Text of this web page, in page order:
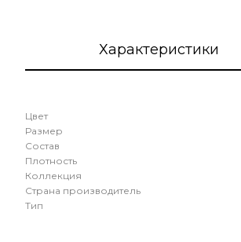
Характеристики
Цвет
Размер
Состав
Плотность
Коллекция
Страна производитель
Тип